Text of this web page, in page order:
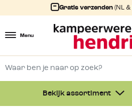
Gratis verzenden (NL
Menu
Bekijk assortiment